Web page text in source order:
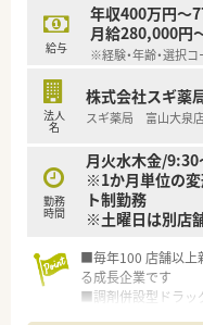
給与
年収400万円～
月給280,000円
※経験・年齢・選択
法人
名
株式会社スギ薬
スギ薬局 富山大泉
勤務
時間
月火水木金/9:30
※1か月単位の変
ト制勤務
※土曜日は別店
■毎年100 店舗以上
る成長企業です
■調剤併設型ドラッ